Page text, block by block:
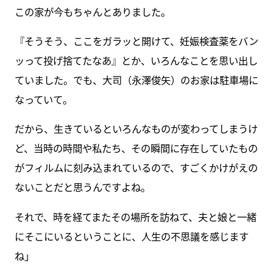
この家が今もちゃんとありました。
『そうそう、ここをガラッと開けて、妊娠検査薬をバン
ッって投げ捨てたなあ』とか、いろんなことを思い出し
ていました。でも、大司（永澤俊矢）のお家は駐車場に
なっていて。
だから、生きているといろんなものが変わってしまうけ
ど、当時の時間や私たち、その瞬間に存在していたもの
がフィルムに刻み込まれているので、すごくかけがえの
ないことだと思うんですよね。
それで、時を経てまたその場所を訪ねて、夫と娘と一緒
にそこにいるということに、人生の不思議を感じます
ね」